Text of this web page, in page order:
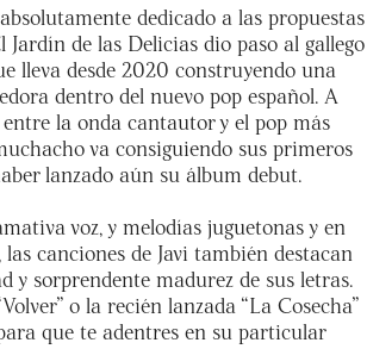
dedicado a las propuestas
Jardín de las Delicias dio paso al gallego
lleva desde 2020 construyendo una
dentro del nuevo pop español. A
la onda cantautor y el pop más
va consiguiendo sus primeros
lanzado aún su álbum debut.
voz, y melodías juguetonas y en
las canciones de Javi también destacan
y sorprendente madurez de sus letras.
o la recién lanzada “La Cosecha”
que te adentres en su particular